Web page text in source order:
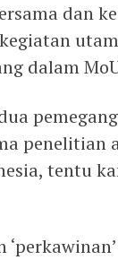
dan
dalam
penelitian
tentu